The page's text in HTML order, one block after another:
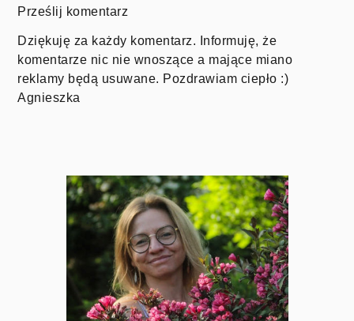
Prześlij komentarz
Dziękuję za każdy komentarz. Informuję, że
komentarze nic nie wnoszące a mające miano
reklamy będą usuwane. Pozdrawiam ciepło :)
Agnieszka